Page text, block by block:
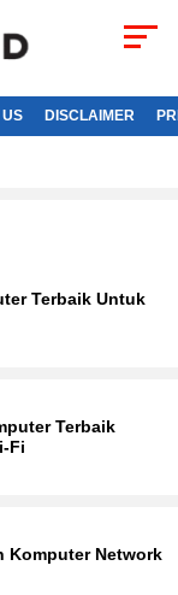
US DISCLAIMER
Terbaik Untuk
Terbaik
Fi
Komputer Network